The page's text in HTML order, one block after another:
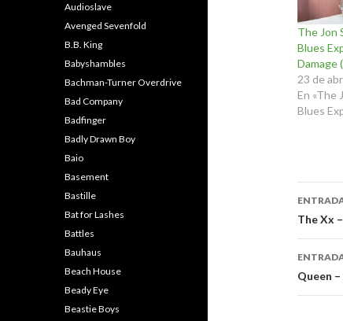
The Jon
Blues
Damage
23 de
En «The
Blues
de
The Xx
Queen
Audioslave
Avenged Sevenfold
B.B. King
Babyshambles
Bachman-Turner Overdrive
Bad Company
Badfinger
Badly Drawn Boy
Baio
Basement
Bastille
Bat for Lashes
Battles
Bauhaus
Beach House
Beady Eye
Beastie Boys